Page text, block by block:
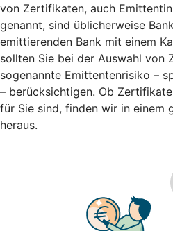
von Zertifikaten, auch
genannt, sind üblicherweise
emittierenden Bank mit einem
sollten Sie bei der Auswahl von
sogenannte Emittentenrisiko –
– berücksichtigen. Ob
für Sie sind, finden wir in einem
heraus.